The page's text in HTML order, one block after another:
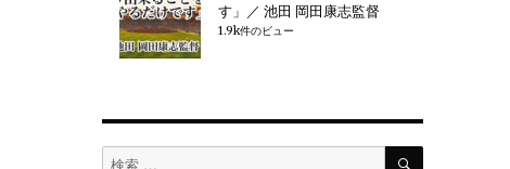
す」／ 池田 岡田康志監督
1.9k件のビュー
検
検